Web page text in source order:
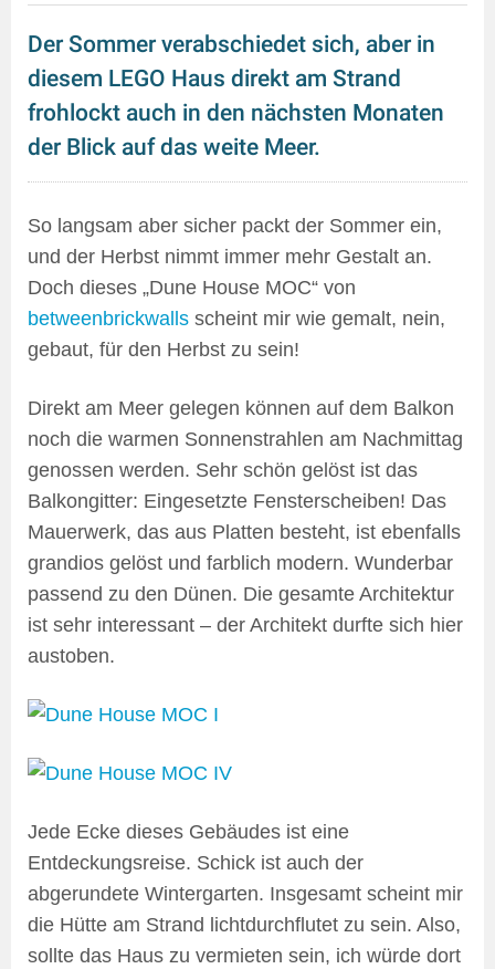
Der Sommer verabschiedet sich, aber in
diesem LEGO Haus direkt am Strand
frohlockt auch in den nächsten Monaten
der Blick auf das weite Meer.
So langsam aber sicher packt der Sommer ein,
und der Herbst nimmt immer mehr Gestalt an.
Doch dieses „Dune House MOC“ von
betweenbrickwalls scheint mir wie gemalt, nein,
gebaut, für den Herbst zu sein!
Direkt am Meer gelegen können auf dem Balkon
noch die warmen Sonnenstrahlen am Nachmittag
genossen werden. Sehr schön gelöst ist das
Balkongitter: Eingesetzte Fensterscheiben! Das
Mauerwerk, das aus Platten besteht, ist ebenfalls
grandios gelöst und farblich modern. Wunderbar
passend zu den Dünen. Die gesamte Architektur
ist sehr interessant – der Architekt durfte sich hier
austoben.
Jede Ecke dieses Gebäudes ist eine
Entdeckungsreise. Schick ist auch der
abgerundete Wintergarten. Insgesamt scheint mir
die Hütte am Strand lichtdurchflutet zu sein. Also,
sollte das Haus zu vermieten sein, ich würde dort